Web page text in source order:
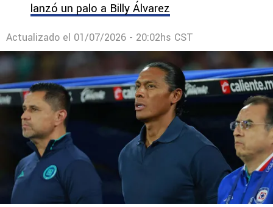
lanzó un palo a Billy Álvarez
Actualizado el 01/07/2026 - 20:02hs CST